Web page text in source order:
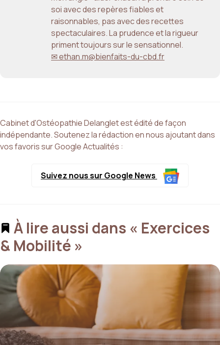
soi avec des repères fiables et
raisonnables, pas avec des recettes
spectaculaires. La prudence et la rigueur
priment toujours sur le sensationnel.
✉ ethan.m@bienfaits-du-cbd.fr
Cabinet d'Ostéopathie Delanglet est édité de façon
indépendante. Soutenez la rédaction en nous ajoutant dans
vos favoris sur Google Actualités :
Suivez nous sur Google News
À lire aussi dans « Exercices
& Mobilité »